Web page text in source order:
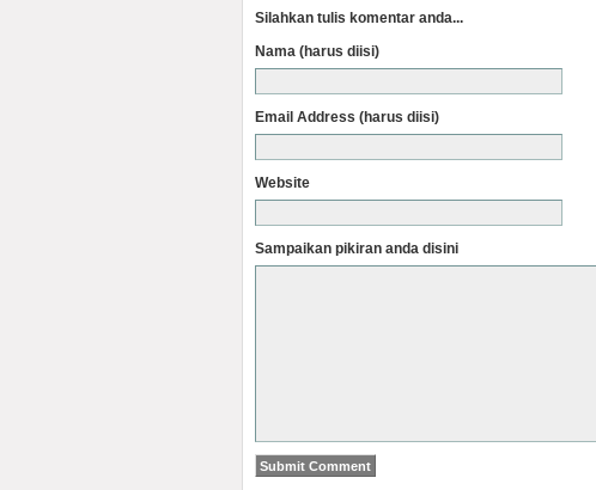
Silahkan tulis komentar anda...
Nama (harus diisi)
Email Address (harus diisi)
Website
Sampaikan pikiran anda disini